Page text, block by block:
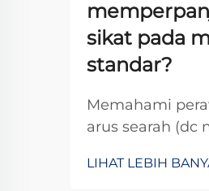
sikat pada
standar?
Memahami
arus searah (dc
LIHAT LEBIH